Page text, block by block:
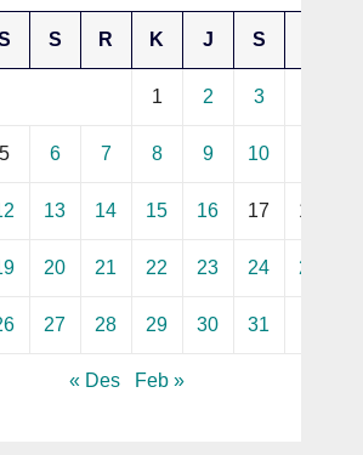
S R K J S
1 2 3
5 6 7 8 9 10
13 14 15 16 17 18
20 21 22 23 24 25
27 28 29 30 31
« Des Feb »